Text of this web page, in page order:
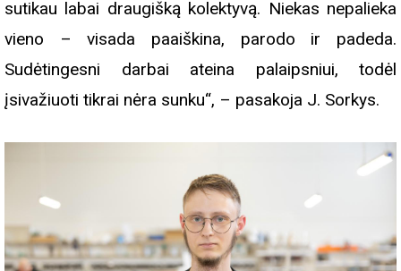
sutikau labai draugišką kolektyvą. Niekas nepalieka
vieno – visada paaiškina, parodo ir padeda.
Sudėtingesni darbai ateina palaipsniui, todėl
įsivažiuoti tikrai nėra sunku“, – pasakoja J. Sorkys.